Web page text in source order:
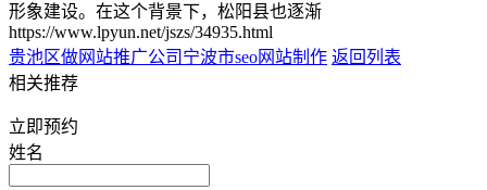
形象建设。在这个背景下，松阳县也逐渐
https://www.lpyun.net/jszs/34935.html
贵池区做网站推广公司 宁波市seo网站制作 返回列表
相关推荐
立即预约
姓名